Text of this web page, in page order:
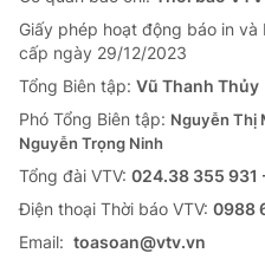
Giấy phép hoạt động báo in
cấp ngày 29/12/2023
Tổng Biên tập: Vũ Thanh Thủy
Phó Tổng Biên tập: Nguyễn Thị
Nguyễn Trọng Ninh
Tổng đài VTV: 024.38 355 931
Ðiện thoại Thời báo VTV: 0988
Email: toasoan@vtv.vn